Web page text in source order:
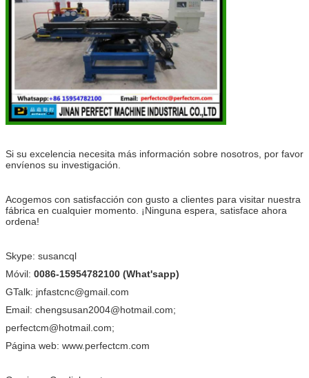
Si su excelencia necesita más información sobre nosotros, por favor
envíenos su investigación.
Acogemos con satisfacción con gusto a clientes para visitar nuestra
fábrica en cualquier momento. ¡Ninguna espera, satisface ahora
ordena!
Skype: susancql
Móvil: 0086-15954782100 (What'sapp)
GTalk: jnfastcnc@gmail.com
Email: chengsusan2004@hotmail.com;
perfectcm@hotmail.com;
Página web: www.perfectcm.com